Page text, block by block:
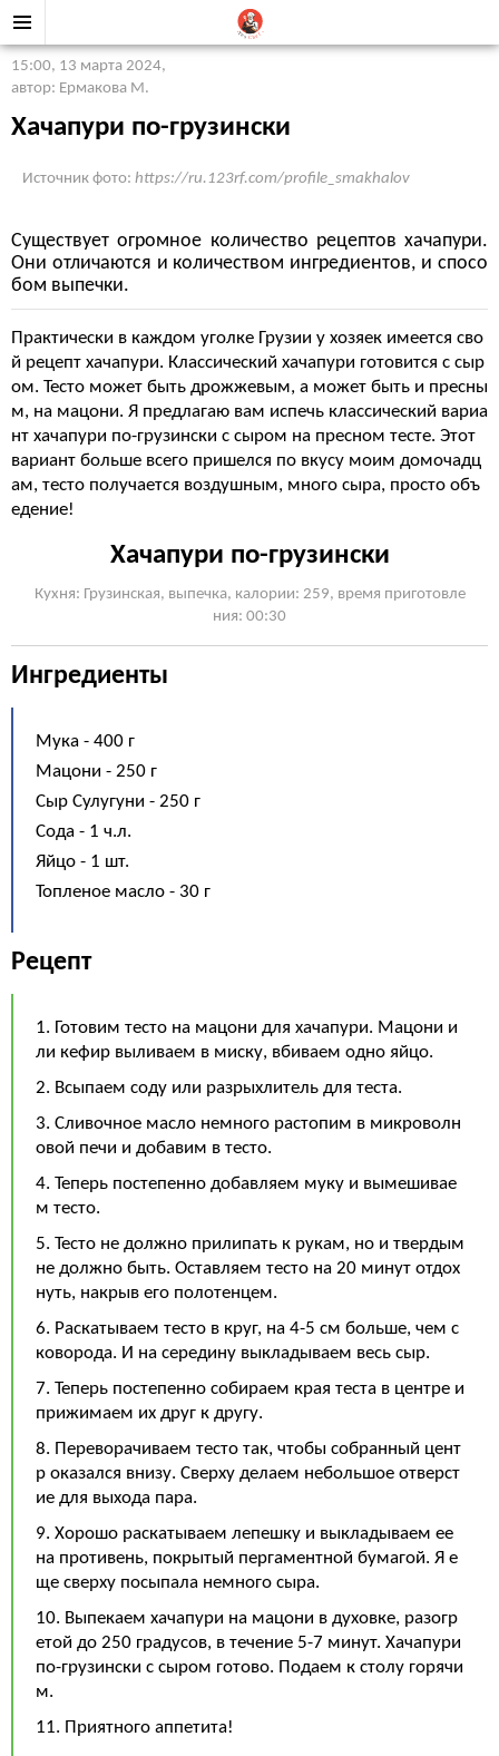
15:00, 13 марта 2024,
автор: Ермакова М.
Хачапури по-грузински
Источник фото: https://ru.123rf.com/profile_smakhalov
Существует огромное количество рецептов хачапури.
Они отличаются и количеством ингредиентов, и спосо
бом выпечки.
Практически в каждом уголке Грузии у хозяек имеется сво
й рецепт хачапури. Классический хачапури готовится с сыр
ом. Тесто может быть дрожжевым, а может быть и пресны
м, на мацони. Я предлагаю вам испечь классический вариа
нт хачапури по-грузински с сыром на пресном тесте. Этот
вариант больше всего пришелся по вкусу моим домочадц
ам, тесто получается воздушным, много сыра, просто объ
едение!
Хачапури по-грузински
Кухня: Грузинская, выпечка, калории: 259, время приготовле
ния: 00:30
Ингредиенты
Мука - 400 г
Мацони - 250 г
Сыр Сулугуни - 250 г
Сода - 1 ч.л.
Яйцо - 1 шт.
Топленое масло - 30 г
Рецепт
1. Готовим тесто на мацони для хачапури. Мацони и
ли кефир выливаем в миску, вбиваем одно яйцо.
2. Всыпаем соду или разрыхлитель для теста.
3. Сливочное масло немного растопим в микроволн
овой печи и добавим в тесто.
4. Теперь постепенно добавляем муку и вымешивае
м тесто.
5. Тесто не должно прилипать к рукам, но и твердым
не должно быть. Оставляем тесто на 20 минут отдох
нуть, накрыв его полотенцем.
6. Раскатываем тесто в круг, на 4-5 см больше, чем с
коворода. И на середину выкладываем весь сыр.
7. Теперь постепенно собираем края теста в центре и
прижимаем их друг к другу.
8. Переворачиваем тесто так, чтобы собранный цент
р оказался внизу. Сверху делаем небольшое отверст
ие для выхода пара.
9. Хорошо раскатываем лепешку и выкладываем ее
на противень, покрытый пергаментной бумагой. Я е
ще сверху посыпала немного сыра.
10. Выпекаем хачапури на мацони в духовке, разогр
етой до 250 градусов, в течение 5-7 минут. Хачапури
по-грузински с сыром готово. Подаем к столу горячи
м.
11. Приятного аппетита!